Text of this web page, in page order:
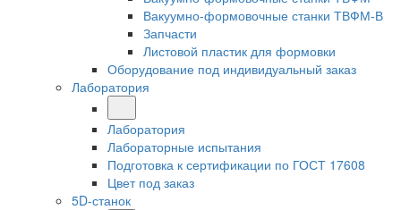
Вакуумно-формовочные станки ТВФМ-В
Запчасти
Листовой пластик для формовки
Оборудование под индивидуальный заказ
Лаборатория
Лаборатория
Лабораторные испытания
Подготовка к сертификации по ГОСТ 17608
Цвет под заказ
5D-станок